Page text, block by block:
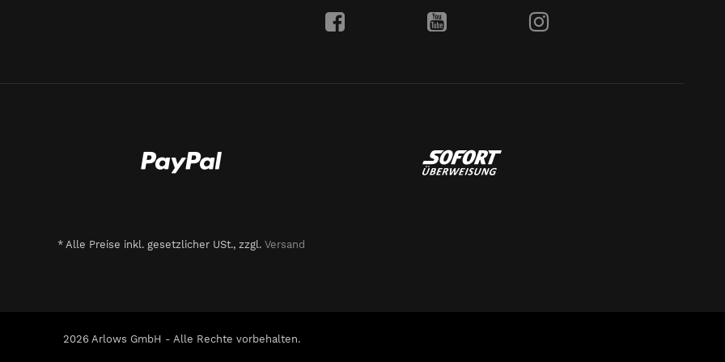
* Alle Preise inkl. gesetzlicher USt., zzgl. Versand
2026 Arlows GmbH - Alle Rechte vorbehalten.